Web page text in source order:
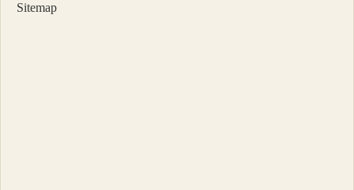
Sitemap